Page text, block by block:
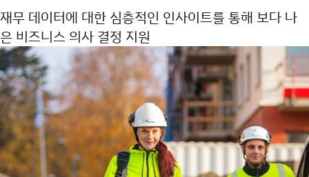
재무 데이터에 대한 심층적인 인사이트를 통해 보다 나
은 비즈니스 의사 결정 지원